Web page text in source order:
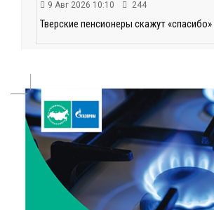
9 Авг 2026 10:10 244
Тверские пенсионеры скажут «спасибо»
медиков за их добрые сердца
8 Авг 2026 20:37 350
В Твери росгвардейцы отметили День
физкультурника турниром по